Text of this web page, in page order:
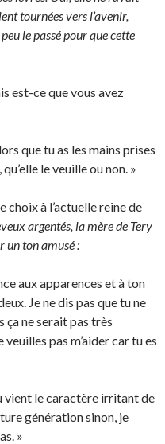
tournées vers l’avenir,
le passé pour que cette
est-ce que vous avez
que tu as les mains prises
le veuille ou non. »
choix à l’actuelle reine de
argentés, la mère de Tery
un ton amusé :
aux apparences et à ton
Je ne dis pas que tu ne
ça ne serait pas très
pas m’aider car tu es
vient le caractère irritant de
génération sinon, je
»